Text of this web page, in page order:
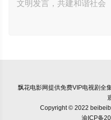
飘花电影网提供免费VIP电视剧全
Copyright © 2022
渝ICP备